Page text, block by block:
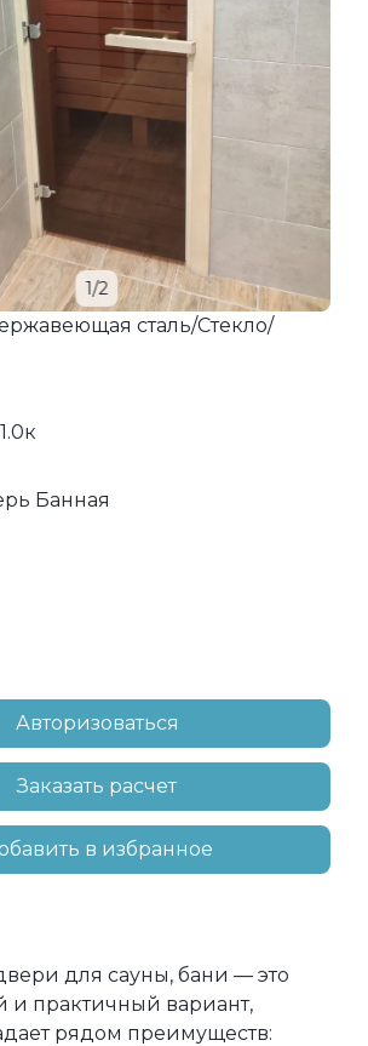
1/2
сталь/Стекло/
Банная
Авторизоваться
Заказать расчет
в избранное
для сауны, бани — это
и практичный вариант,
рядом преимуществ: